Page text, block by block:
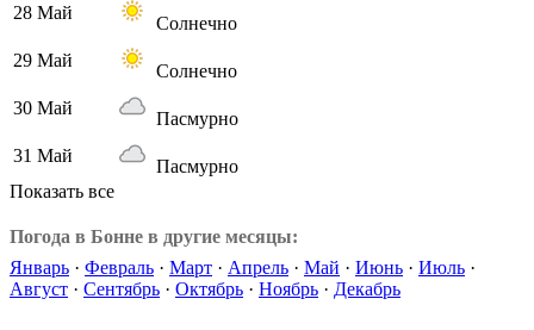
28 Май
Солнечно
29 Май
Солнечно
30 Май
Пасмурно
31 Май
Пасмурно
Показать все
Погода в Бонне в другие месяцы:
Январь · Февраль · Март · Апрель · Май · Июнь · Июль ·
Август · Сентябрь · Октябрь · Ноябрь · Декабрь